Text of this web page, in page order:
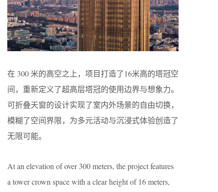
在 300 米的高空之上，项目打造了16米高的塔冠空
间，重新定义了超高层塔冠的使用边界与想象力。
可折叠天窗的设计实现了室内外场景的自由切换，
模糊了空间界限，为多元活动与沉浸式体验创造了
无限可能。
At an elevation of over 300 meters, the project features
a tower crown space with a clear height of 16 meters,